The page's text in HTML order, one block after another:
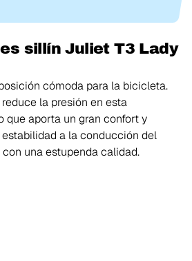
sillín Juliet T3 Lady
cómoda para la bicicleta.
la presión en esta
que aporta un gran confort y
a la conducción del
una estupenda calidad.